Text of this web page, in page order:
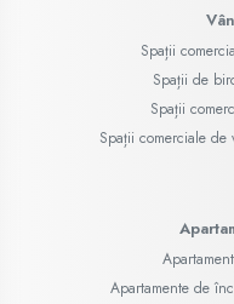
Spații
Spații de
Spații
Spații comerciale de
Apartamente de